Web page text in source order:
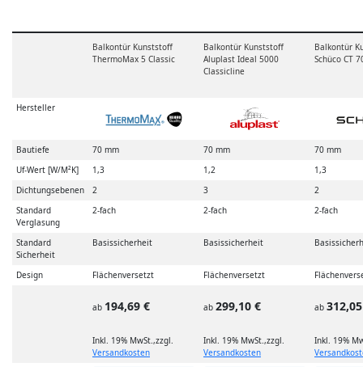
Balkontür Kunststoff
ThermoMax 5 Classic
Balkontür Kunststoff
Aluplast Ideal 5000
Classicline
Balkontür
Schüco CT
Hersteller
Bautiefe 70 mm 70 mm
70 mm
Uf-Wert [W/M²K]
1,3 1,2
1,3
Dichtungsebenen
2 3
2
Standard
Verglasung
2-fach 2-fach 2-fach
Standard
Sicherheit
Basissicherheit Basissicherheit
Design Flächenversetzt Flächenversetzt
ab 194,69 €
Inkl. 19% MwSt.,zzgl.
Versandkosten
ab 299,10 €
Inkl. 19% MwSt.,zzgl.
Versandkosten
ab
Inkl. 19%